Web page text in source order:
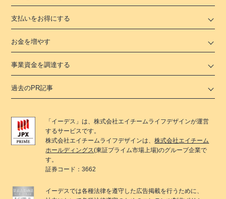
支払いをお得にする
お金を増やす
事業資金を調達する
過去のPR記事
「 イーデス 」は、株式会社エイチームライフデザインが運営
するサービスです。
株式会社エイチームライフデザインは、株式会社エイチーム
ホールディングス(東証プライム市場上場)のグループ企業で
す。
証券コード：3662
イーデスでは各種法律を遵守した広告掲載を行うために、